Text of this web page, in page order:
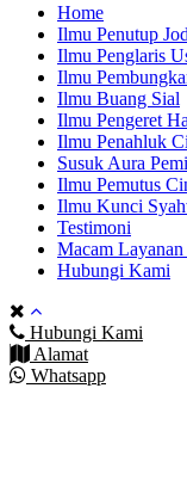
Home
Ilmu Penutup
Ilmu Penglaris
Ilmu
Ilmu Buang Sial
Ilmu Pengeret
Ilmu Penahluk
Susuk Aura
Ilmu Pemutus
Ilmu Kunci
Testimoni
Macam
Hubungi Kami
Hubungi Kami
Alamat
Whatsapp